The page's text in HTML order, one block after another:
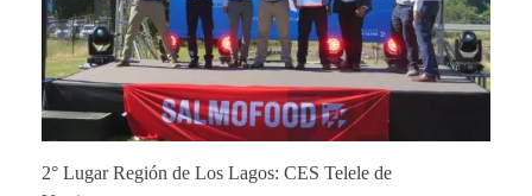
2° Lugar Región de Los Lagos: CES Telele de